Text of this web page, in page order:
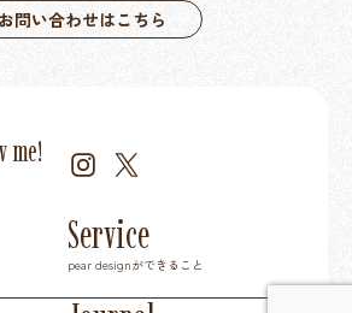
お問い合わせはこちら
me!
Service
pear designができること